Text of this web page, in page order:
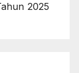
2025